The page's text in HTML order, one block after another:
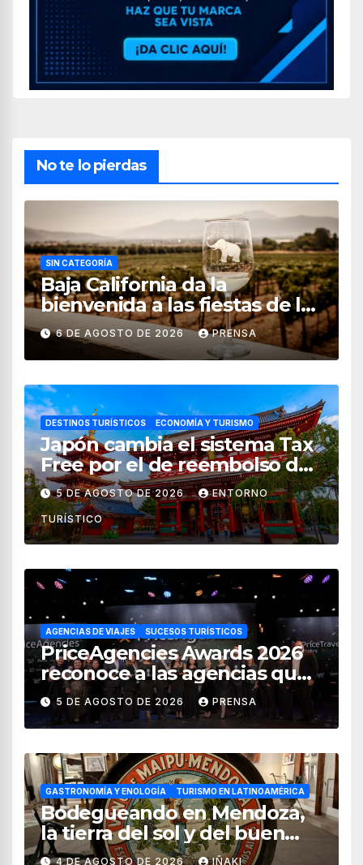
No te lo pierdas
SIN CATEGORÍA
Baja California da la
bienvenida a las fiestas de la
vendimia 2026
6 DE AGOSTO DE 2026 PRENSA
DESTINOS TURÍSTICOS ECONOMÍA Y TURISMO
Japón cambia el sistema Tax
Free por el de reembolso de
impuestos desde noviembre
de 2026
5 DE AGOSTO DE 2026 ENTORNO
TURÍSTICO
AGENCIAS DE VIAJES SUCESOS TURÍSTICOS
PriceAgencies Awards 2026
reconoce a las agencias que
impulsan el crecimiento del
turismo en México
5 DE AGOSTO DE 2026 PRENSA
GASTRONOMÍA Y ENOLOGÍA TURISMO EN LATINOAMÉRICA
Bodegueando en Mendoza,
la tierra del sol y del buen
vino
4 DE AGOSTO DE 2026 IÑAKI